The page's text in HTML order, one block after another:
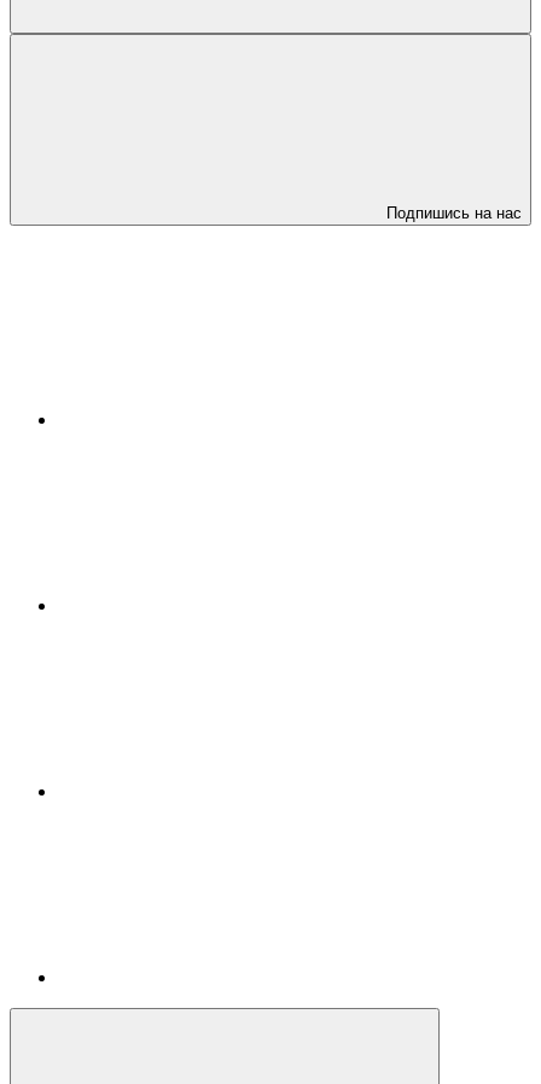
Подпишись на нас